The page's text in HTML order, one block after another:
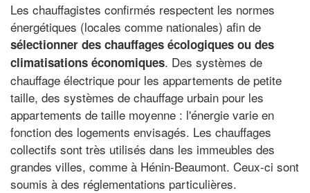
Les chauffagistes confirmés respectent les normes
énergétiques (locales comme nationales) afin de
sélectionner des chauffages écologiques ou des
climatisations économiques. Des systèmes de
chauffage électrique pour les appartements de petite
taille, des systèmes de chauffage urbain pour les
appartements de taille moyenne : l'énergie varie en
fonction des logements envisagés. Les chauffages
collectifs sont très utilisés dans les immeubles des
grandes villes, comme à Hénin-Beaumont. Ceux-ci sont
soumis à des réglementations particulières.